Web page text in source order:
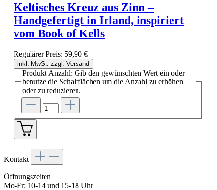
Keltisches Kreuz aus Zinn –
Handgefertigt in Irland, inspiriert
vom Book of Kells
Regulärer Preis: 59,90 €
inkl. MwSt. zzgl. Versand
Produkt Anzahl: Gib den gewünschten Wert ein oder
benutze die Schaltflächen um die Anzahl zu erhöhen
oder zu reduzieren.
Kontakt
Öffnungszeiten
Mo-Fr: 10-14 und 15-18 Uhr